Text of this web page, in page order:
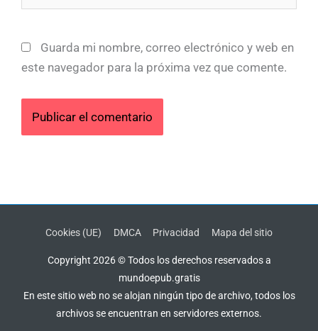
Guarda mi nombre, correo electrónico y web en
este navegador para la próxima vez que comente.
Cookies (UE) DMCA Privacidad Mapa del sitio
Copyright 2026 © Todos los derechos reservados a
mundoepub.gratis
En este sitio web no se alojan ningún tipo de archivo, todos los
archivos se encuentran en servidores externos.